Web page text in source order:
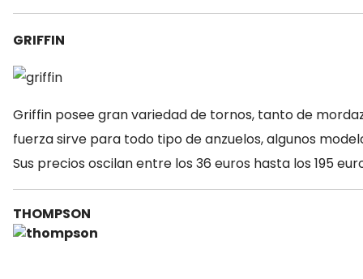
GRIFFIN
Griffin posee gran variedad de tornos, tanto de
fuerza sirve para todo tipo de anzuelos, algunos
Sus precios oscilan entre los 36 euros hasta los 195
THOMPSON